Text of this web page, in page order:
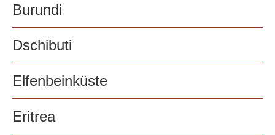
Burundi
Dschibuti
Elfenbeinküste
Eritrea